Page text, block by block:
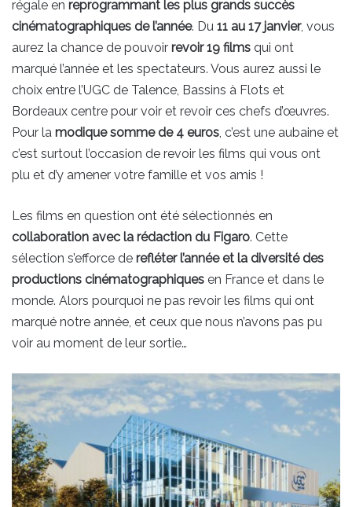
régale en reprogrammant les plus grands succès
cinématographiques de l’année. Du 11 au 17 janvier, vous
aurez la chance de pouvoir revoir 19 films qui ont
marqué l’année et les spectateurs. Vous aurez aussi le
choix entre l’UGC de Talence, Bassins à Flots et
Bordeaux centre pour voir et revoir ces chefs d’œuvres.
Pour la modique somme de 4 euros, c’est une aubaine et
c’est surtout l’occasion de revoir les films qui vous ont
plu et d’y amener votre famille et vos amis !
Les films en question ont été sélectionnés en
collaboration avec la rédaction du Figaro. Cette
sélection s’efforce de refléter l’année et la diversité des
productions cinématographiques en France et dans le
monde. Alors pourquoi ne pas revoir les films qui ont
marqué notre année, et ceux que nous n’avons pas pu
voir au moment de leur sortie…